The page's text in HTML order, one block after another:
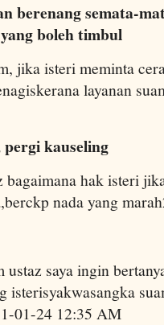
berenang semata-
boleh timbul
jika isteri meminta
layanan
kauseling
bagaimana hak isteri
nada yang
ustaz saya ingin
isterisyakwasangka
01-24 12:35 AM